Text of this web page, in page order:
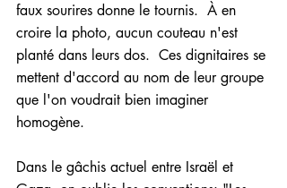
faux sourires donne le tournis.  À en
croire la photo, aucun couteau n'est
planté dans leurs dos.  Ces dignitaires se
mettent d'accord au nom de leur groupe
que l'on voudrait bien imaginer
homogène.
Dans le gâchis actuel entre Israël et